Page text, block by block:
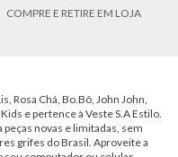
COMPRE E RETIRE EM LOJA
Rosa Chá, Bo.Bô, John John,
e pertence à Veste S.A Estilo.
novas e limitadas, sem
grifes do Brasil. Aproveite a